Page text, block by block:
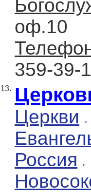
оф.10
359-39-
13.
Церкви
Россия